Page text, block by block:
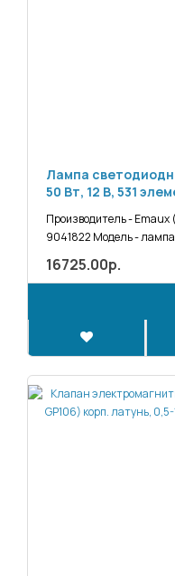
Лампа
50 Вт, 12 В, 531
прожектора Kripsol
(89045524/
Производитель -
9041822 Модель -
16725.00р.